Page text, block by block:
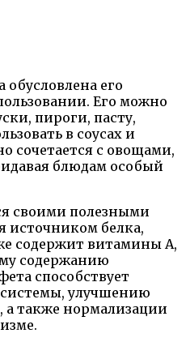
его
Его можно
пироги, пасту,
в соусах и
сочетается с овощами,
блюдам особый
своими полезными
источником белка,
содержит витамины А,
содержанию
способствует
улучшению
а также нормализации